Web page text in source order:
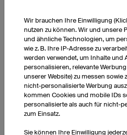
All-Over-Print inklusive
1 Stück: € 21,90 pro Stück
10 Stück: € 17,90 pro Stück
50 Stück: € 16,00 pro Stück
Wir brauchen Ihre Einwilligung
nutzen zu können. Wir und unsere
und ähnliche Technologien, um
wie z. B. Ihre IP-Adresse zu
werden verwendet, um Inhalte und
personalisieren, relevante
unserer Website) zu messen sowie
nicht-personalisierte Werbung
kommen Cookies und mobile IDs
personalisierte als auch für nicht-
zum Einsatz.
Sie können Ihre Einwilligung